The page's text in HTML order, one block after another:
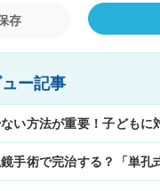
存
ー記事
い方法が重要！子どもに
手術で完治する？「単